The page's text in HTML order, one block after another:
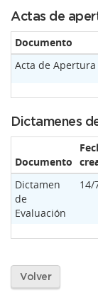
Actas de
Documento
Acta de Apertura
Dictamenes
Documento
Dictamen
de
Evaluación
14/
Volver